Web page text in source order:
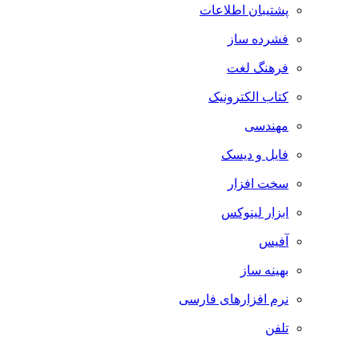
پشتیبان اطلاعات
فشرده ساز
فرهنگ لغت
کتاب الکترونیک
مهندسی
فایل و دیسک
سخت افزار
ابزار لینوکس
آفیس
بهینه ساز
نرم افزارهای فارسی
تلفن